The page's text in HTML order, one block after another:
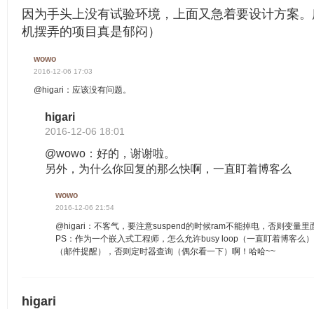
因为手头上没有试验环境，上面又急着要设计方案
机摆弄的项目真是郁闷）
wowo
2016-12-06 17:03
@higari：应该没有问题。
higari
2016-12-06 18:01
@wowo：好的，谢谢啦。
另外，为什么你回复的那么快啊，一直盯着博客么
wowo
2016-12-06 21:54
@higari：不客气，要注意suspend的时候ram不能掉电，否则变量里
PS：作为一个嵌入式工程师，怎么允许busy loop（一直盯着博客么
（邮件提醒），否则定时器查询（偶尔看一下）啊！哈哈~~
higari